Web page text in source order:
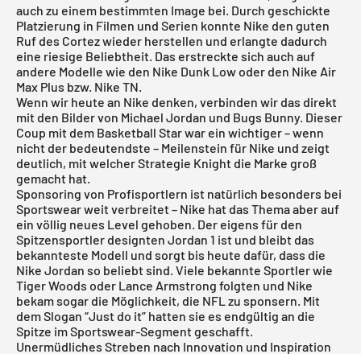
auch zu einem bestimmten Image bei. Durch geschickte
Platzierung in Filmen und Serien konnte Nike den guten
Ruf des Cortez wieder herstellen und erlangte dadurch
eine riesige Beliebtheit. Das erstreckte sich auch auf
andere Modelle wie den Nike Dunk Low oder den Nike Air
Max Plus bzw. Nike TN.
Wenn wir heute an Nike denken, verbinden wir das direkt
mit den Bilder von Michael Jordan und Bugs Bunny. Dieser
Coup mit dem Basketball Star war ein wichtiger – wenn
nicht der bedeutendste – Meilenstein für Nike und zeigt
deutlich, mit welcher Strategie Knight die Marke groß
gemacht hat.
Sponsoring von Profisportlern ist natürlich besonders bei
Sportswear weit verbreitet – Nike hat das Thema aber auf
ein völlig neues Level gehoben. Der eigens für den
Spitzensportler designten Jordan 1 ist und bleibt das
bekannteste Modell und sorgt bis heute dafür, dass die
Nike Jordan so beliebt sind. Viele bekannte Sportler wie
Tiger Woods oder Lance Armstrong folgten und Nike
bekam sogar die Möglichkeit, die NFL zu sponsern. Mit
dem Slogan “Just do it” hatten sie es endgültig an die
Spitze im Sportswear-Segment geschafft.
Unermüdliches Streben nach Innovation und Inspiration